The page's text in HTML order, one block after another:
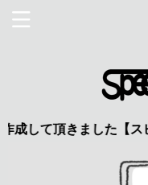
た【スピードシス